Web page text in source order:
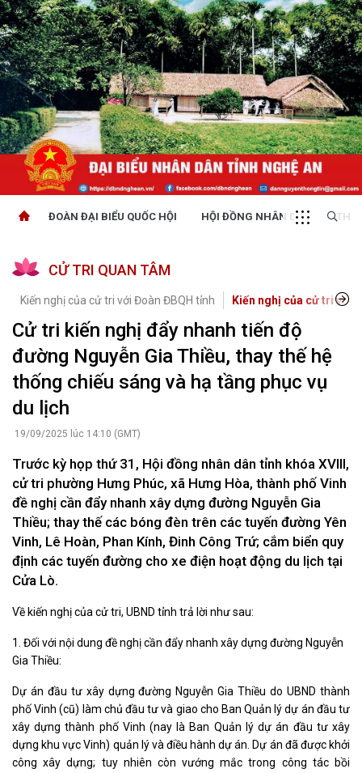
ĐOÀN ĐẠI BIỂU QUỐC HỘI HỘI ĐỒNG NHÂN DÂN
CỬ TRI QUAN TÂM
Kiến nghị của cử tri với Đoàn ĐBQH tỉnh Kiến nghị của cử tri với
Cử tri kiến nghị đẩy nhanh tiến độ
đường Nguyễn Gia Thiều, thay thế hệ
thống chiếu sáng và hạ tầng phục vụ
du lịch
19/09/2025 lúc 14:10 (GMT)
Trước kỳ họp thứ 31, Hội đồng nhân dân tỉnh khóa XVIII,
cử tri phường Hưng Phúc, xã Hưng Hòa, thành phố Vinh
đề nghị cần đẩy nhanh xây dựng đường Nguyễn Gia
Thiều; thay thế các bóng đèn trên các tuyến đường Yên
Vinh, Lê Hoàn, Phan Kính, Đinh Công Trứ; cắm biển quy
định các tuyến đường cho xe điện hoạt động du lịch tại
Cửa Lò.
Về kiến nghị của cử tri, UBND tỉnh trả lời như sau:
1. Đối với nội dung đề nghị cần đẩy nhanh xây dựng đường Nguyễn
Gia Thiều:
Dự án đầu tư xây dựng đường Nguyễn Gia Thiều do UBND thành
phố Vinh (cũ) làm chủ đầu tư và giao cho Ban Quản lý dự án đầu tư
xây dựng thành phố Vinh (nay là Ban Quản lý dự án đầu tư xây
dựng khu vực Vinh) quản lý và điều hành dự án. Dự án đã được khởi
công xây dựng; tuy nhiên còn vướng mắc trong công tác bồi